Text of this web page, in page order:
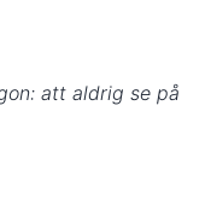
att aldrig se på